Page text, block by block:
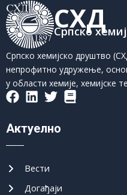
СХД
Српско
Српско хемијско друштво
непрофитно удружење,
у области хемије, хемијске
Актуелно
Вести
Догађаји